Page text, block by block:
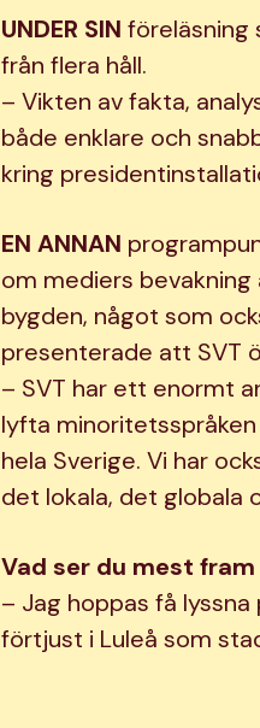
UNDER SIN föreläsning
från flera håll.
– Vikten av fakta,
både enklare och
kring
EN ANNAN
om mediers bevakning
bygden, något som
presenterade att SVT
– SVT har ett enormt
lyfta
hela Sverige. Vi har
det lokala, det globala
Vad ser du mest
– Jag hoppas få
förtjust i Luleå som